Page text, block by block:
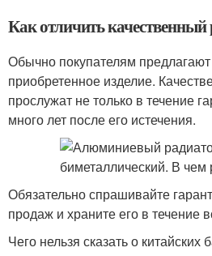
Как отличить качественный
Обычно покупателям
приобретенное изделие.
прослужат не только в течение
много лет после его истечения.
Обязательно спрашивайте
продаж и храните его в течение
Чего нельзя сказать о китайских